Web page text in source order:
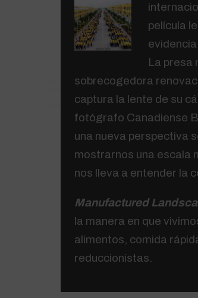
película
La presa
sobrecogedora
captura la lente de su
fotógrafo Canadiense
una nueva perspectiva
mostrarnos una escala
nos lleva a entender la
Manufactured
la manera en que
alimentos, comida
reduccionistas.